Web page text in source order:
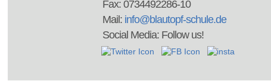
Fax: 0734492286-10
Mail: info@blautopf-schule.de
Social Media: Follow us!